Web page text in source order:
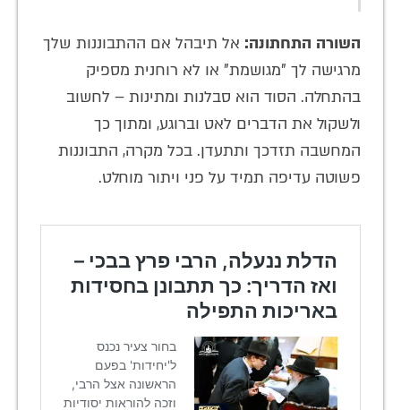
השורה התחתונה: אל תיבהל אם ההתבוננות שלך
מרגישה לך "מגושמת" או לא רוחנית מספיק
בהתחלה. הסוד הוא סבלנות ומתינות – לחשוב
ולשקול את הדברים לאט וברוגע, ומתוך כך
המחשבה תזדכך ותתעדן. בכל מקרה, התבוננות
פשוטה עדיפה תמיד על פני ויתור מוחלט.